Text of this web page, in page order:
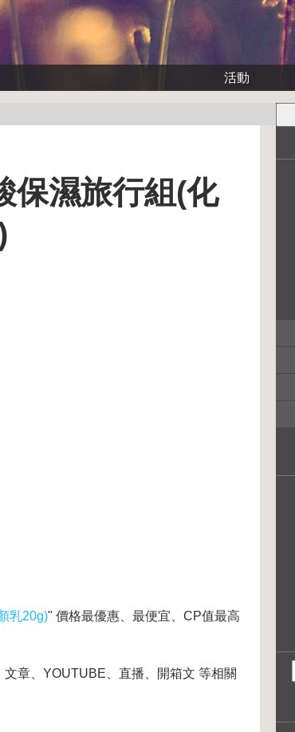
活動
保濕旅行組(化
乳20g)" 價格最優惠、最便宜、CP值最高
章、YOUTUBE、直播、開箱文 等相關